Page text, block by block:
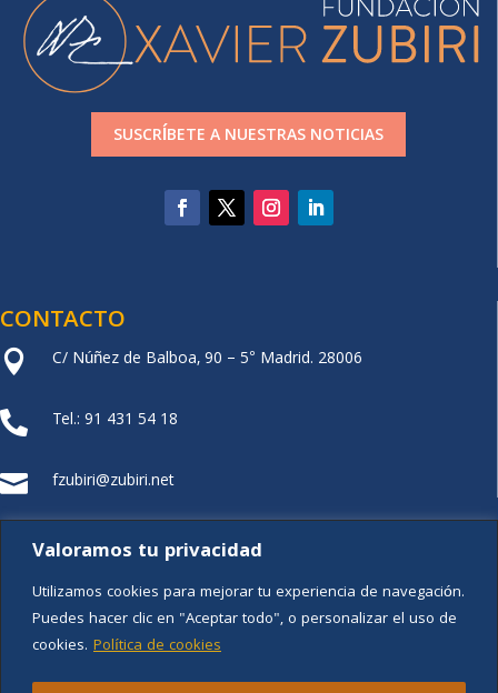
Valoramos tu privacidad
Utilizamos cookies para mejorar tu experiencia de navegación.
Puedes hacer clic en "Aceptar todo", o personalizar el uso de
cookies. Política de cookies
SUSCRÍBETE A NUESTRAS NOTICIAS
CONTACTO
 C/ Núñez de Balboa, 90 – 5° Madrid. 28006
 Tel.: 91 431 54 18
 fzubiri@zubiri.net
FUNDACIÓN XZ